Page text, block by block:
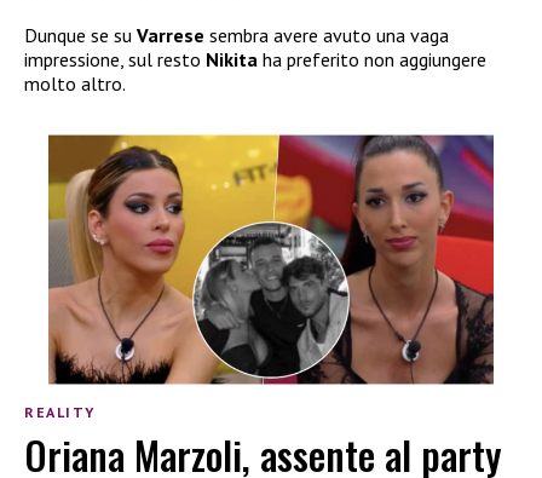
Dunque se su Varrese sembra avere avuto una vaga
impressione, sul resto Nikita ha preferito non aggiungere
molto altro.
REALITY
Oriana Marzoli, assente al party